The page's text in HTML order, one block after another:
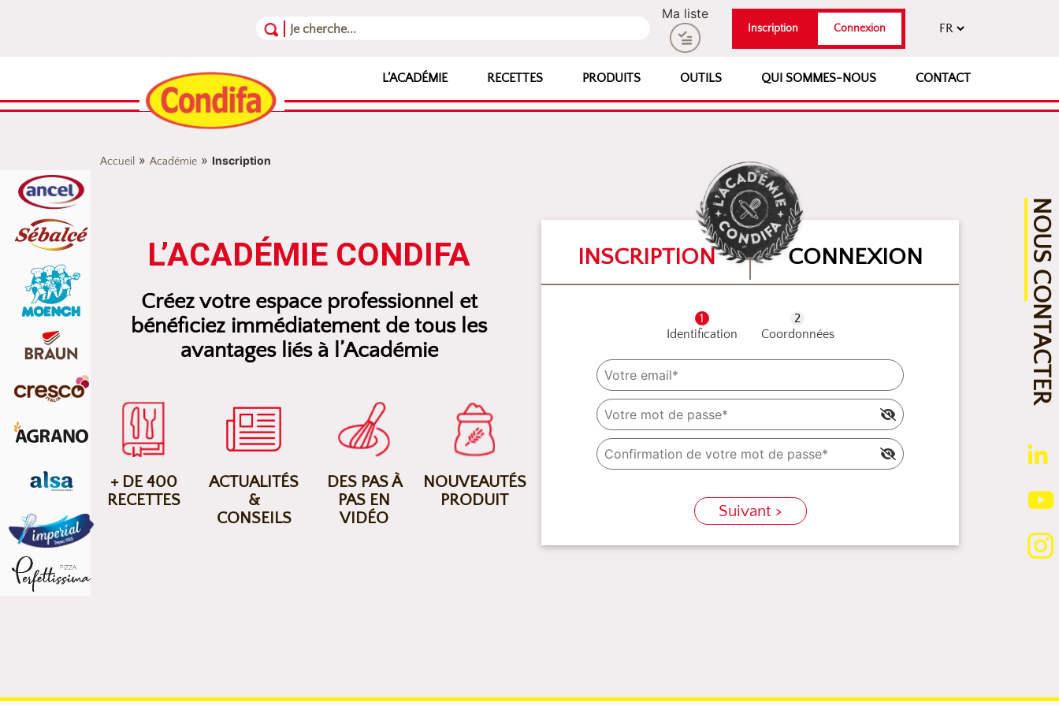
Ma liste
Inscription Connexion
L’ACADÉMIE RECETTES PRODUITS OUTILS QUI SOMMES-NOUS CONTACT
NOUS CONTACTER
Accueil » Académie » Inscription
L’ACADÉMIE CONDIFA
Créez votre espace professionnel et
bénéficiez immédiatement de tous les
avantages liés à l’Académie
+ DE 400
RECETTES
ACTUALITÉS
&
CONSEILS
DES PAS À
PAS EN
VIDÉO
NOUVEAUTÉS
PRODUIT
INSCRIPTION CONNEXION
Identification Coordonnées
Suivant >